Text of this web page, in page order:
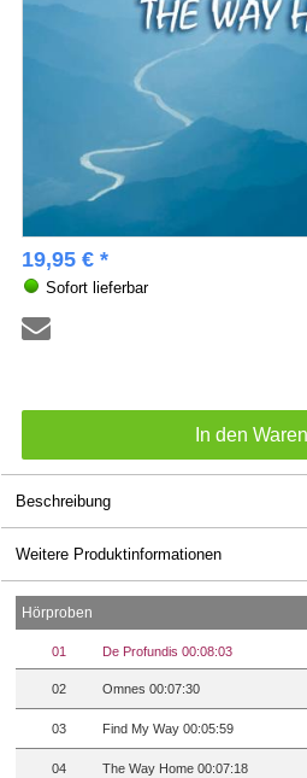
19,95 € *
Sofort lieferbar
Beschreibung
Weitere Produktinformationen
Hörproben
01 De Profundis 00:08:03
02 Omnes 00:07:30
03 Find My Way 00:05:59
04 The Way Home 00:07:18